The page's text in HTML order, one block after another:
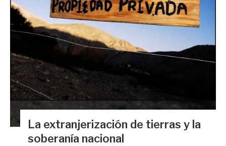
La extranjerización de tierras y la
soberanía nacional